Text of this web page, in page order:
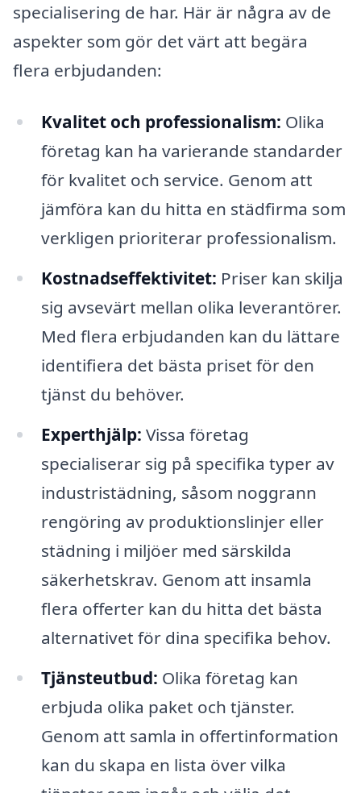
specialisering de har. Här är några av de
aspekter som gör det värt att begära
flera erbjudanden:
Kvalitet och professionalism: Olika
företag kan ha varierande standarder
för kvalitet och service. Genom att
jämföra kan du hitta en städfirma som
verkligen prioriterar professionalism.
Kostnadseffektivitet: Priser kan skilja
sig avsevärt mellan olika leverantörer.
Med flera erbjudanden kan du lättare
identifiera det bästa priset för den
tjänst du behöver.
Experthjälp: Vissa företag
specialiserar sig på specifika typer av
industristädning, såsom noggrann
rengöring av produktionslinjer eller
städning i miljöer med särskilda
säkerhetskrav. Genom att insamla
flera offerter kan du hitta det bästa
alternativet för dina specifika behov.
Tjänsteutbud: Olika företag kan
erbjuda olika paket och tjänster.
Genom att samla in offertinformation
kan du skapa en lista över vilka